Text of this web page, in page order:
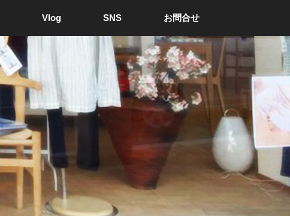
Vlog SNS お問合せ